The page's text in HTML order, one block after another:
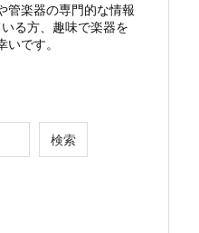
管楽器の専門的な情報
る方、趣味で楽器を
です。
検索